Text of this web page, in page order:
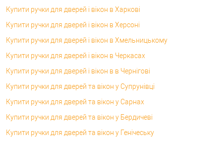
Купити ручки для дверей і вікон в Харкові
Купити ручки для дверей і вікон в Херсоні
Купити ручки для дверей і вікон в Хмельницькому
Купити ручки для дверей і вікон в Черкасах
Купити ручки для дверей і вікон в в Чернігові
Купити ручки для дверей та вікон у Супрунівці
Купити ручки для дверей та вікон у Сарнах
Купити ручки для дверей та вікон у Бердичеві
Купити ручки для дверей та вікон у Генічеську